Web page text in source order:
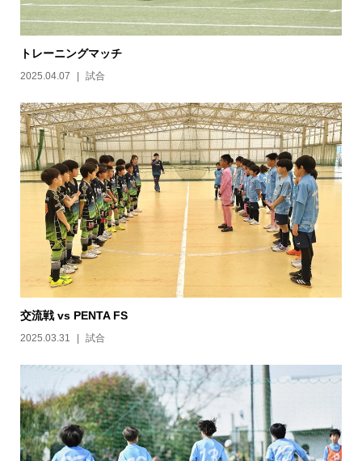
トレーニングマッチ
2025.04.07 試合
交流戦 vs PENTA FS
2025.03.31 試合